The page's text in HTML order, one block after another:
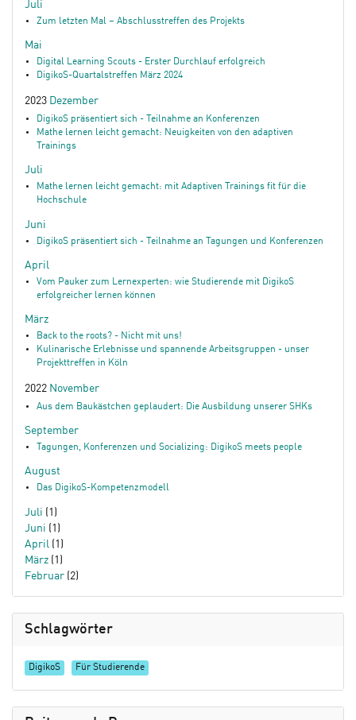
Juli
Zum letzten Mal – Abschlusstreffen des Projekts
Mai
Digital Learning Scouts - Erster Durchlauf erfolgreich
DigikoS-Quartalstreffen März 2024
2023 Dezember
DigikoS präsentiert sich - Teilnahme an Konferenzen
Mathe lernen leicht gemacht: Neuigkeiten von den adaptiven
Trainings
Juli
Mathe lernen leicht gemacht: mit Adaptiven Trainings fit für die
Hochschule
Juni
DigikoS präsentiert sich - Teilnahme an Tagungen und Konferenzen
April
Vom Pauker zum Lernexperten: wie Studierende mit DigikoS
erfolgreicher lernen können
März
Back to the roots? - Nicht mit uns!
Kulinarische Erlebnisse und spannende Arbeitsgruppen - unser
Projekttreffen in Köln
2022 November
Aus dem Baukästchen geplaudert: Die Ausbildung unserer SHKs
September
Tagungen, Konferenzen und Socializing: DigikoS meets people
August
Das DigikoS-Kompetenzmodell
Juli (1)
Juni (1)
April (1)
März (1)
Februar (2)
Schlagwörter
DigikoS Für Studierende